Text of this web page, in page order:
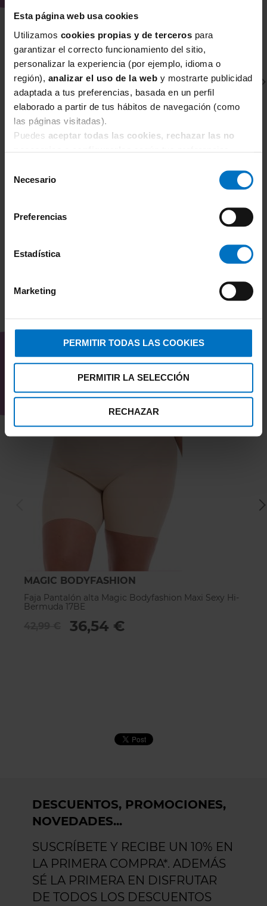
Esta página web usa cookies
Utilizamos cookies propias y de terceros para
garantizar el correcto funcionamiento del sitio,
personalizar la experiencia (por ejemplo, idioma o
región), analizar el uso de la web y mostrarte publicidad
adaptada a tus preferencias, basada en un perfil
elaborado a partir de tus hábitos de navegación (como
las páginas visitadas).
Puedes aceptar todas las cookies, rechazar las no
Necesario
Preferencias
Estadística
Marketing
PERMITIR TODAS LAS COOKIES
PERMITIR LA SELECCIÓN
RECHAZAR
para más comodidad.
Moldea y realza los glúteos para que
se vean mucho más redondeados.
Cuenta con ojales en espalda para
abrochar las tirantes del sujetador.
Producido de manera sostenible en
Colombia, bajo prácticas laborales
devoluciones ni cambios
Sujetador Reductor PrimaDonna Satin con aros
0161330
TAMBIÉN TE PUEDE
INTERESAR
MAGIC BODYFASHION
Faja Pantalón alta Magic Bodyfashion Maxi Sexy Hi-
Bermuda 17BE
36,54 €
DESCUENTOS, PROMOCIONES,
NOVEDADES...
SUSCRÍBETE Y RECIBE UN 10% EN
LA PRIMERA COMPRA*. ADEMÁS
SÉ LA PRIMERA EN DISFRUTAR
DE TODOS LOS DESCUENTOS